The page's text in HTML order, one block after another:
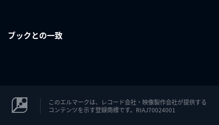
ブックとの一致
このエルマークは、レコード会社・映像製作会社が提供する
コンテンツを示す登録商標です。RIAJ70024001